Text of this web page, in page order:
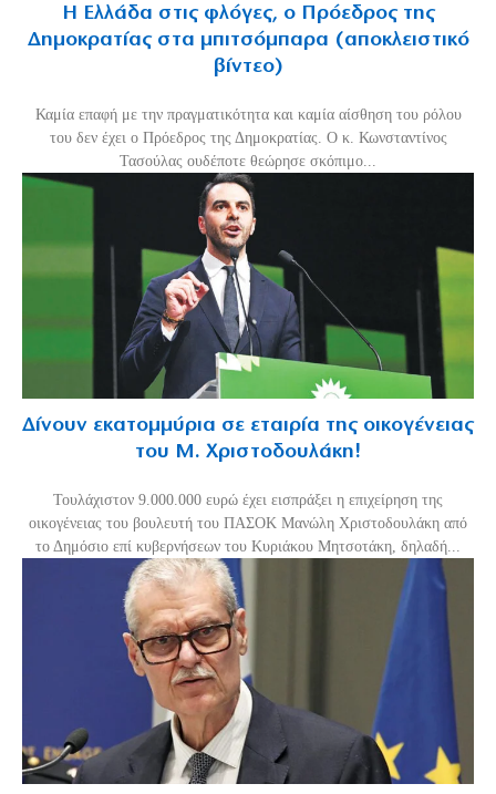
Η Ελλάδα στις φλόγες, ο Πρόεδρος της
Δημοκρατίας στα μπιτσόμπαρα (αποκλειστικό
βίντεο)
Καμία επαφή με την πραγματικότητα και καμία αίσθηση του ρόλου
του δεν έχει ο Πρόεδρος της Δημοκρατίας. Ο κ. Κωνσταντίνος
Τασούλας ουδέποτε θεώρησε σκόπιμο...
Δίνουν εκατομμύρια σε εταιρία της οικογένειας
του Μ. Χριστοδουλάκη!
Τουλάχιστον 9.000.000 ευρώ έχει εισπράξει η επιχείρηση της
οικογένειας του βουλευτή του ΠΑΣΟΚ Μανώλη Χριστοδουλάκη από
το Δημόσιο επί κυβερνήσεων του Κυριάκου Μητσοτάκη, δηλαδή...